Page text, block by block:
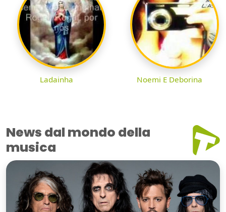
Ladainha Noemi E Deborina
News dal mondo della
musica